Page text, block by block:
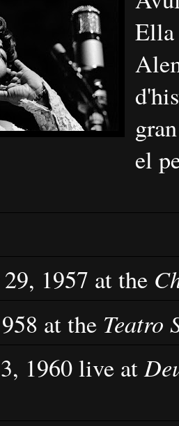
Ella
el
1957 at the
at the Teatro
1960 live at